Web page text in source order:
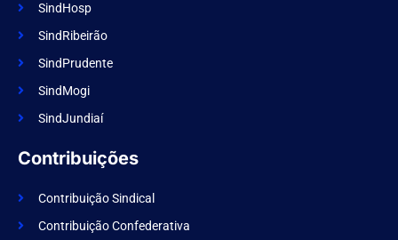
SindHosp
SindRibeirão
SindPrudente
SindMogi
SindJundiaí
Contribuições
Contribuição Sindical
Contribuição Confederativa